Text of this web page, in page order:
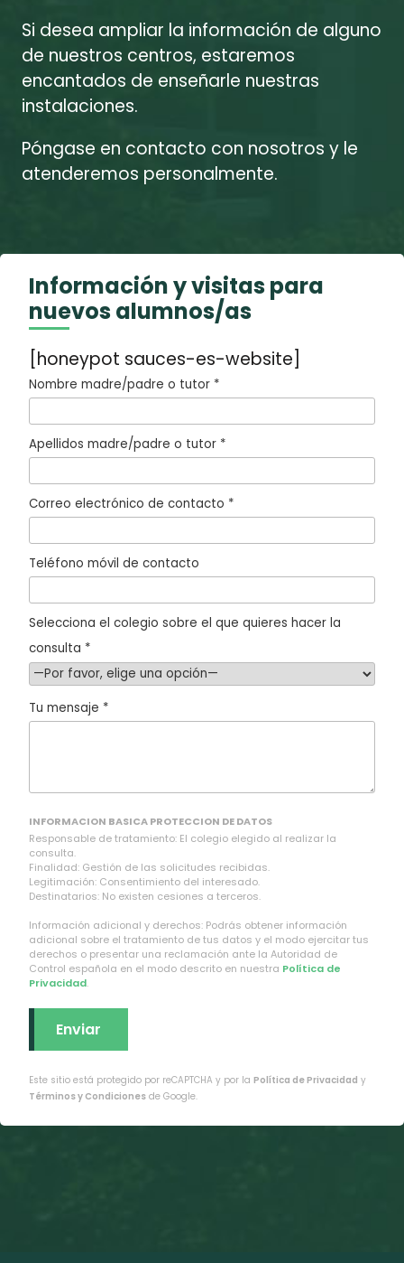
Si desea ampliar la información de alguno
de nuestros centros, estaremos
encantados de enseñarle nuestras
instalaciones.
Póngase en contacto con nosotros y le
atenderemos personalmente.
Información y visitas para
nuevos alumnos/as
[honeypot sauces-es-website]
Nombre madre/padre o tutor *
Apellidos madre/padre o tutor *
Correo electrónico de contacto *
Teléfono móvil de contacto
Selecciona el colegio sobre el que quieres hacer la
consulta *
Tu mensaje *
INFORMACION BASICA PROTECCION DE DATOS
Responsable de tratamiento: El colegio elegido al realizar la
consulta.
Finalidad: Gestión de las solicitudes recibidas.
Legitimación: Consentimiento del interesado.
Destinatarios: No existen cesiones a terceros.
Información adicional y derechos: Podrás obtener información
adicional sobre el tratamiento de tus datos y el modo ejercitar tus
derechos o presentar una reclamación ante la Autoridad de
Control española en el modo descrito en nuestra Política de
Privacidad.
Este sitio está protegido por reCAPTCHA y por la Política de Privacidad y
Términos y Condiciones de Google.